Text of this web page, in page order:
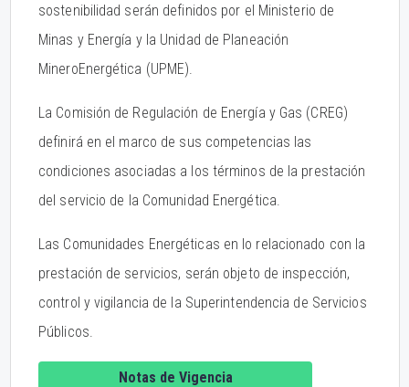
sostenibilidad serán definidos por el Ministerio de
Minas y Energía y la Unidad de Planeación
MineroEnergética (UPME).
La Comisión de Regulación de Energía y Gas (CREG)
definirá en el marco de sus competencias las
condiciones asociadas a los términos de la prestación
del servicio de la Comunidad Energética.
Las Comunidades Energéticas en lo relacionado con la
prestación de servicios, serán objeto de inspección,
control y vigilancia de la Superintendencia de Servicios
Públicos.
Notas de Vigencia